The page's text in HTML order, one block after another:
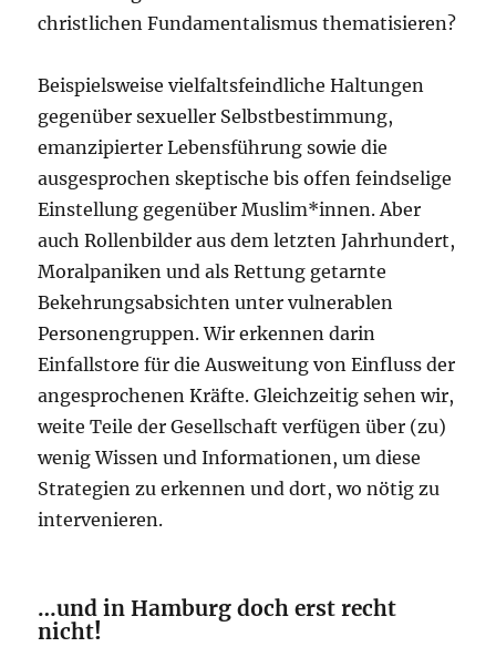
christlichen Fundamentalismus thematisieren?
Beispielsweise vielfaltsfeindliche Haltungen
gegenüber sexueller Selbstbestimmung,
emanzipierter Lebensführung sowie die
ausgesprochen skeptische bis offen feindselige
Einstellung gegenüber Muslim*innen. Aber
auch Rollenbilder aus dem letzten Jahrhundert,
Moralpaniken und als Rettung getarnte
Bekehrungsabsichten unter vulnerablen
Personengruppen. Wir erkennen darin
Einfallstore für die Ausweitung von Einfluss der
angesprochenen Kräfte. Gleichzeitig sehen wir,
weite Teile der Gesellschaft verfügen über (zu)
wenig Wissen und Informationen, um diese
Strategien zu erkennen und dort, wo nötig zu
intervenieren.
…und in Hamburg doch erst recht
nicht!